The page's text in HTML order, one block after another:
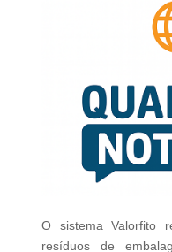
O sistema Valorfito
resíduos de